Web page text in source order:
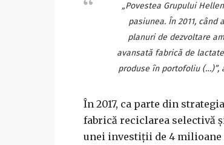
„Povestea Grupului
pasiunea. În 2011,
planuri de dezvoltare
avansată fabrică de
produse în portofoliu (…)”,
În 2017, ca parte din
fabrică reciclarea selectivă
unei investiţii de 4 milioane